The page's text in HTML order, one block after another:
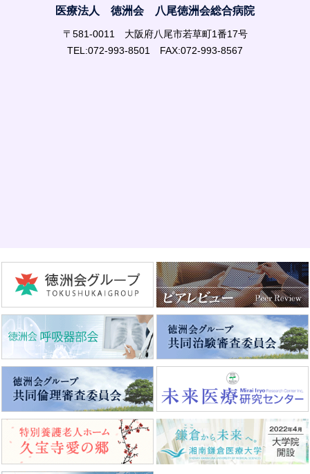
医療法人 徳洲会 八尾徳洲会総合病院
〒581-0011 大阪府八尾市若草町1番17号
TEL:072-993-8501 FAX:072-993-8567